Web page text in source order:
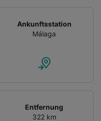
Ankunftsstation
Málaga
Entfernung
322 km